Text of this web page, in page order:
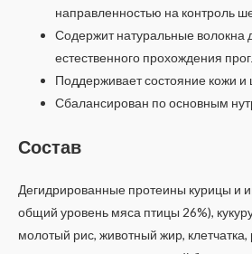
направленностью на контроль
Содержит натуральные волокна
естественного прохождения
Поддерживает состояние кожи и
Сбалансирован по основным
Состав
Дегидрированные протеины курицы и
общий уровень мяса птицы 26%),
молотый рис, животный жир,